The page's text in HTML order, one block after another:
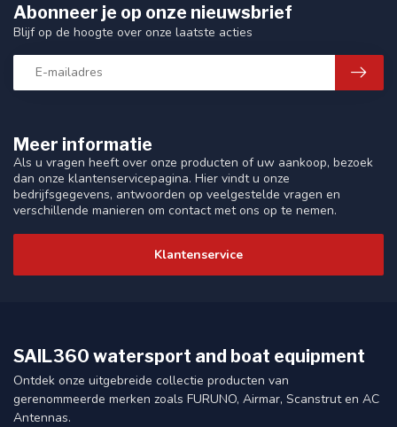
Meer informatie
Als u vragen heeft over onze producten of uw aankoop, bezoek
dan onze klantenservicepagina. Hier vindt u onze
bedrijfsgegevens, antwoorden op veelgestelde vragen en
verschillende manieren om contact met ons op te nemen.
Klantenservice
Abonneer je op onze nieuwsbrief
Blijf op de hoogte over onze laatste acties
SAIL360 watersport and boat equipment
Ontdek onze uitgebreide collectie producten van
gerenommeerde merken zoals FURUNO, Airmar, Scanstrut en AC
Antennas.